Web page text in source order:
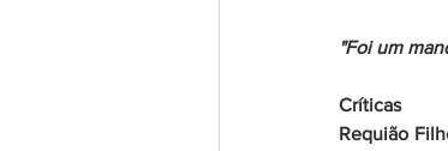
"Foi um
Críticas
Requião